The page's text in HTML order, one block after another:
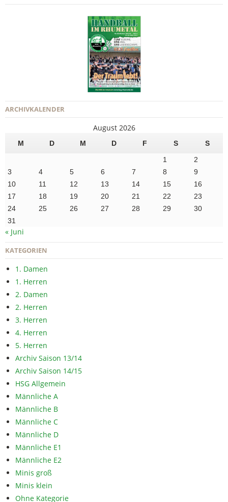
ARCHIVKALENDER
August 2026
M D M D F S
S
1
2
3
4 5 6 7 8
9
10
11 12 13 14 15
16
17
18 19 20 21 22
23
24
25 26 27 28 29
30
31
« Juni
KATEGORIEN
1. Damen
1. Herren
2. Damen
2. Herren
3. Herren
4. Herren
5. Herren
Archiv Saison 13/14
Archiv Saison 14/15
HSG Allgemein
Männliche A
Männliche B
Männliche C
Männliche D
Männliche E1
Männliche E2
Minis groß
Minis klein
Ohne Kategorie